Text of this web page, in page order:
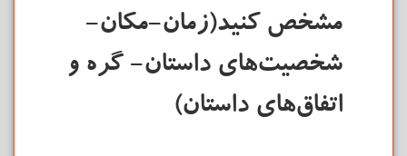
مشخص کنید(زمان-مکان-
شخصیت‌های داستان- گره و
اتفاق‌های داستان)